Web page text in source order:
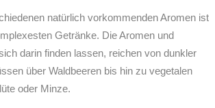
natürlich vorkommenden Aromen ist
Getränke. Die Aromen und
darin finden lassen, reichen von dunkler
über Waldbeeren bis hin zu vegetalen
oder Minze.